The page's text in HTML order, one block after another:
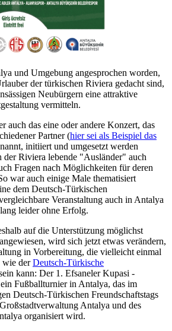
und Umgebung angesprochen worden,
der türkischen Riviera gedacht sind,
Neubürgern eine attraktive
vermitteln.
auch das eine oder andere Konzert, das
Partner (hier sei als Beispiel das
initiiert und umgesetzt werden
der Riviera lebende "Ausländer" auch
Fragen nach Möglichkeiten für deren
war auch einige Male thematisiert
dem Deutsch-Türkischen
Veranstaltung auch in Antalya
leider ohne Erfolg.
auf die Unterstützung möglichst
wird sich jetzt etwas verändern,
in Vorbereitung, die vielleicht einmal
wie derDeutsch-Türkische
kann: Der 1. Efsaneler Kupasi -
Fußballturnier in Antalya, das im
Deutsch-Türkischen Freundschaftstags
Antalya und des
organisiert wird.